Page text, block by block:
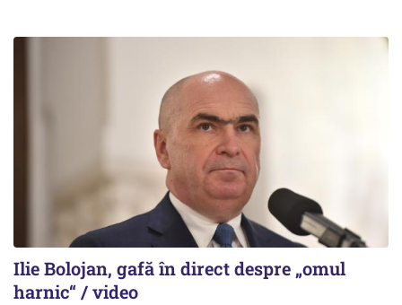
Ilie Bolojan, gafă în direct despre „omul
harnic“ / video